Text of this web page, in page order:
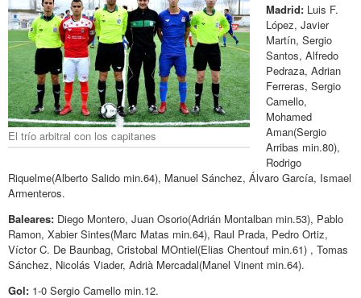
El trío arbitral con los capitanes
Madrid: Luis F.
López, Javier
Martín, Sergio
Santos, Alfredo
Pedraza, Adrian
Ferreras, Sergio
Camello,
Mohamed
Aman(Sergio
Arribas min.80),
Rodrigo
Riquelme(Alberto Salido min.64), Manuel Sánchez, Álvaro García, Ismael
Armenteros.
Baleares: Diego Montero, Juan Osorio(Adrián Montalban min.53), Pablo
Ramon, Xabier Sintes(Marc Matas min.64), Raul Prada, Pedro Ortiz,
Víctor C. De Baunbag, Cristobal MOntiel(Elias Chentouf min.61) , Tomas
Sánchez, Nicolás Viader, Adrià Mercadal(Manel Vinent min.64).
Gol: 1-0 Sergio Camello min.12.